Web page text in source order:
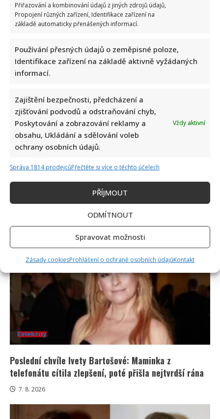
Přiřazování a kombinování údajů z jiných zdrojů údajů,
Propojení různých zařízení, Identifikace zařízení na
základě automaticky přenášených informací.
Používání přesných údajů o zeměpisné poloze,
Identifikace zařízení na základě aktivně vyžádaných
informací.
Zajištění bezpečnosti, předcházení a
zjišťování podvodů a odstraňování chyb,
Poskytování a zobrazování reklamy a
obsahu, Ukládání a sdělování voleb
ochrany osobních údajů.
Vždy aktivní
Správa 1814 prodejcůPřečtěte si více o těchto účelech
PŘÍJMOUT
ODMÍTNOUT
Spravovat možnosti
Zásady cookiesProhlášení o ochraně osobních údajůKontakt
Stačila jedna fotka z dovolené, aby se na Babiše
snesla další kritika: Lidé spekulují, kde se koupe
Celebrity
Vildumetzová jí vytkla natáčení se při řízení a ptá se,
zda je to v pořádku
Celebrity
Poslední chvíle Ivety Bartošové: Maminka z
telefonátu cítila zlepšení, poté přišla nejtvrdší rána
7. 8. 2026